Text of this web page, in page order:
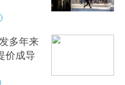
多年来
价成导